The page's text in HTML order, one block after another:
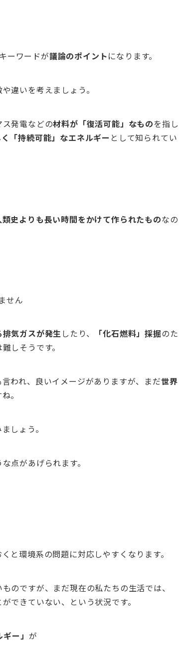
ーワードが議論のポイントになります。
違いを考えましょう。
発電などの材料が「復活可能」なものを指し
「持続可能」なエネルギー として知られてい
類史よりも長い時間をかけて作られたものなの
せん
気ガスが発生したり、 「化石燃料」採掘のた
しそうです。
われ、良いイメージがありますが、まだ世界
。
しょう。
点があげられます。
と環境系の問題に対応しやすくなります。
のですが、まだ現在の私たちの生活では、
できていない、という状況です。
ー」 が